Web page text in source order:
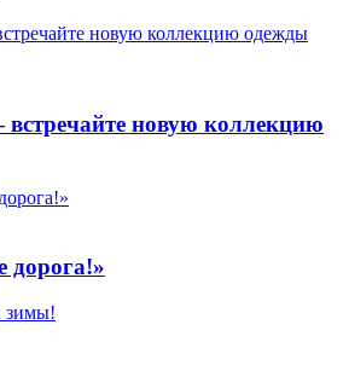
новую коллекцию
дорога!»